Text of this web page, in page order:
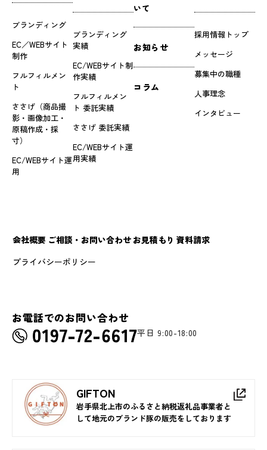
ブランディング
EC／WEBサイト
制作
フルフィルメン
ト
ささげ（商品撮
影・画像加工・
原稿作成・採
寸）
EC/WEBサイト運
用
ブランディング
実績
EC/WEBサイト制
作実績
フルフィルメン
ト 委託実績
ささげ 委託実績
EC/WEBサイト運
用実績
いて
お知らせ
コラム
採用情報トップ
メッセージ
募集中の職種
人事理念
インタビュー
会社概要 ご相談・お問い合わせ お見積もり 資料請求
プライバシーポリシー
お電話でのお問い合わせ
平日 9:00-18:00
GIFTON
岩手県北上市のふるさと納税返礼品事業者と
して地元のブランド豚の販売をしております